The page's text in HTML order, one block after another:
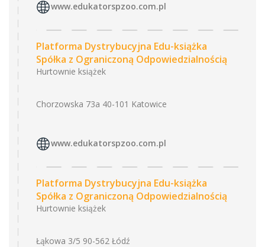
www.edukatorspzoo.com.pl
Platforma Dystrybucyjna Edu-książka
Spółka z Ograniczoną Odpowiedzialnością
Hurtownie książek
Chorzowska 73a 40-101 Katowice
www.edukatorspzoo.com.pl
Platforma Dystrybucyjna Edu-książka
Spółka z Ograniczoną Odpowiedzialnością
Hurtownie książek
Łąkowa 3/5 90-562 Łódź